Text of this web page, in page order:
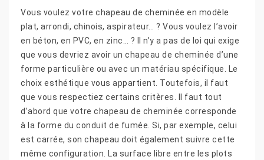
Vous voulez votre chapeau de cheminée en modèle
plat, arrondi, chinois, aspirateur… ? Vous voulez l’avoir
en béton, en PVC, en zinc… ? Il n’y a pas de loi qui exige
que vous devriez avoir un chapeau de cheminée d’une
forme particulière ou avec un matériau spécifique. Le
choix esthétique vous appartient. Toutefois, il faut
que vous respectiez certains critères. Il faut tout
d’abord que votre chapeau de cheminée corresponde
à la forme du conduit de fumée. Si, par exemple, celui
est carrée, son chapeau doit également suivre cette
même configuration. La surface libre entre les plots